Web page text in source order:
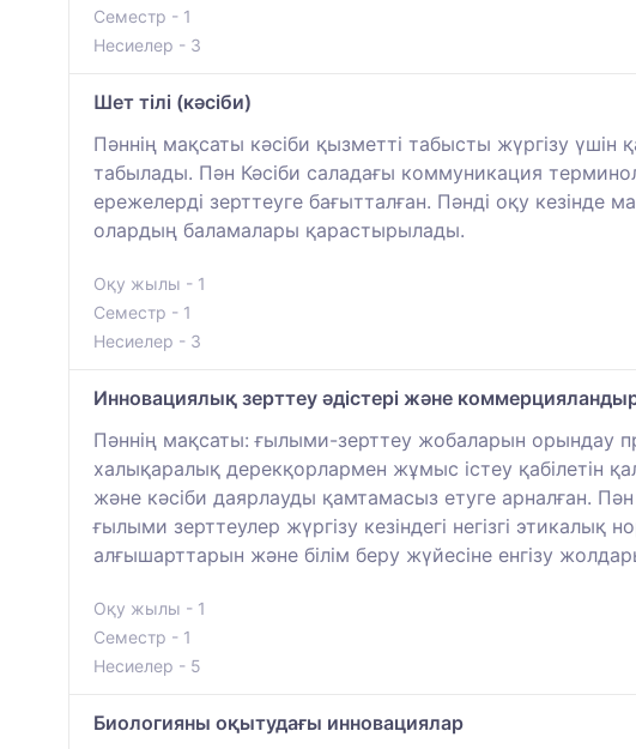
Семестр - 1
Несиелер - 3
Шет тілі (кәсіби)
Пәннің мақсаты кәсіби қызметті табысты жүргізу
табылады. Пән Кәсіби саладағы коммуникация
ережелерді зерттеуге бағытталған. Пәнді оқу кезінде
олардың баламалары қарастырылады.
Оқу жылы - 1
Семестр - 1
Несиелер - 3
Инновациялық зерттеу әдістері және
Пәннің мақсаты: ғылыми-зерттеу жобаларын орындау
халықаралық дерекқорлармен жұмыс істеу қабілетін
және кәсіби даярлауды қамтамасыз етуге арналған.
ғылыми зерттеулер жүргізу кезіндегі негізгі
алғышарттарын және білім беру жүйесіне енгізу
Оқу жылы - 1
Семестр - 1
Несиелер - 5
Биологияны оқытудағы инновациялар